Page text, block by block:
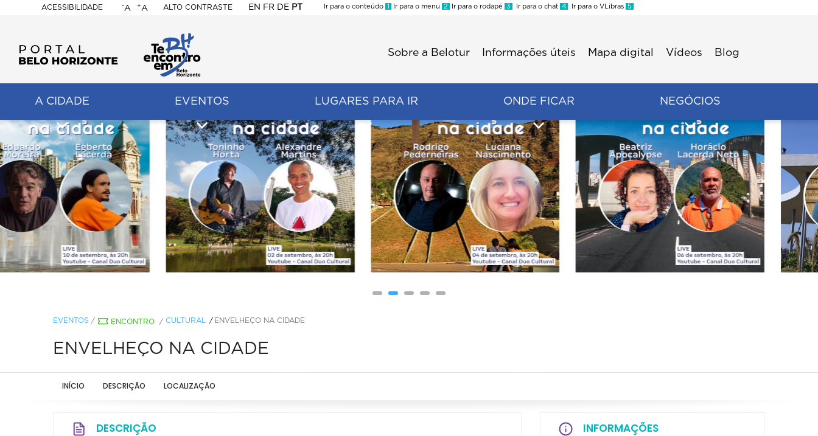
ACESSIBILIDADE
BELO
HORIZONTE
-A +A ALTO CONTRASTE EN FR DE PT
Ir para o conteúdo 1 Ir para o menu 2 Ir para o rodapé 3 Ir para o chat 4 Ir para o VLibras 5
Sobre a Belotur Informações úteis Mapa digital Vídeos Blog
A CIDADE EVENTOS LUGARES PARA IR ONDE FICAR NEGÓCIOS
EVENTOS / ENCONTRO / CULTURAL ENVELHEÇO NA CIDADE
ENVELHEÇO NA CIDADE
INÍCIO DESCRIÇÃO LOCALIZAÇÃO
DESCRIÇÃO INFORMAÇÕES